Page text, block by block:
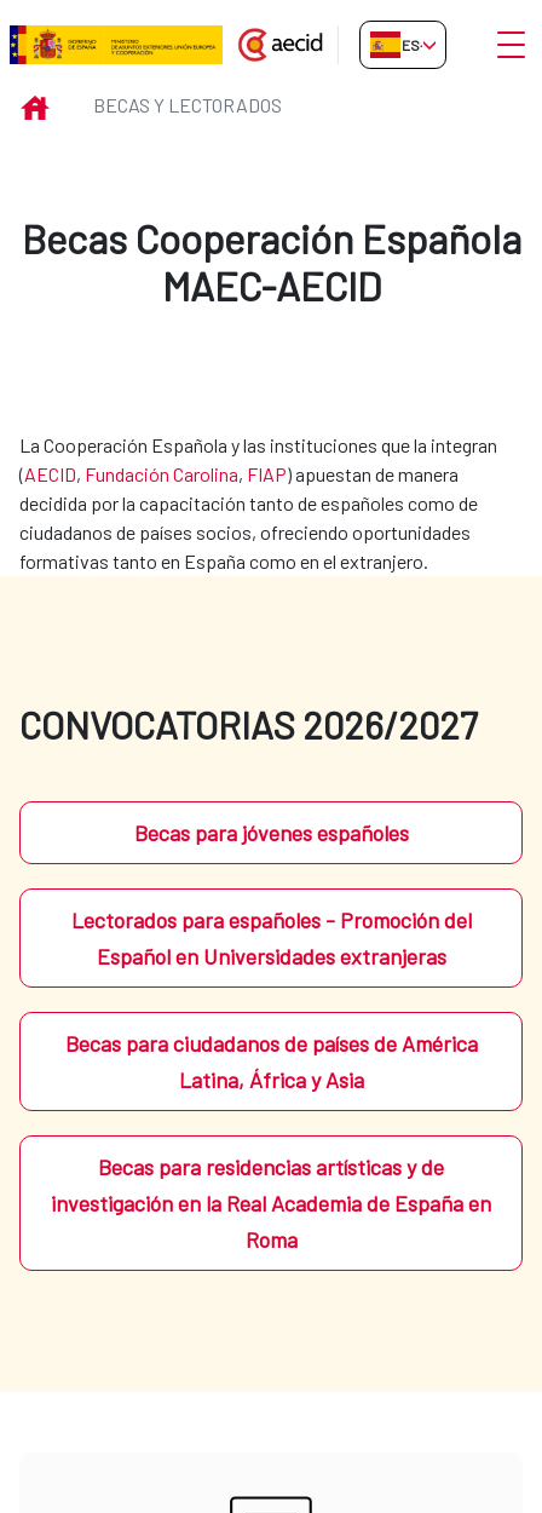
Saltar al contenido principal
Becas y Lectorados
ES-ES Abrir
INICIOBECAS Y LECTORADOS
Becas Cooperación Española
MAEC-AECID
La Cooperación Española y las instituciones que la integran
(AECID, Fundación Carolina​, FIAP​) apuestan de manera
decidida por la capacitación tanto de españoles como de
ciudadanos de países socios, ofreciendo oportunidades
formativas tanto en España como en el extranjero.
CONVOCATORIAS 2026/2027
Becas para jóvenes españoles
Lectorados para españoles - Promoción del
Español en Universidades extranjeras
Becas para ciudadanos de países de América
Latina, África y Asia
Becas para residencias artísticas y de
investigación en la Real Academia de España en
Roma